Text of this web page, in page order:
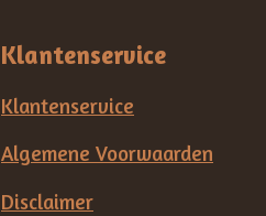
Klantenservice
Klantenservice
Algemene Voorwaarden
Disclaimer